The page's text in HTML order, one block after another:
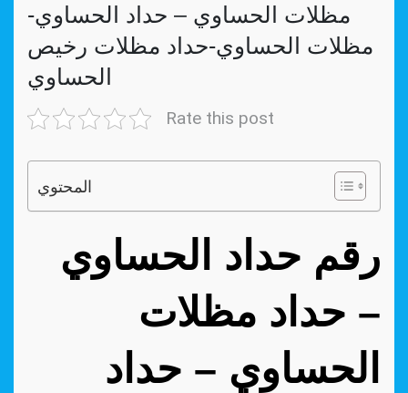
مظلات الحساوي – حداد الحساوي-
مظلات الحساوي-حداد مظلات رخيص
الحساوي
Rate this post
المحتوي
– حداد مظلات
الحساوي – حداد